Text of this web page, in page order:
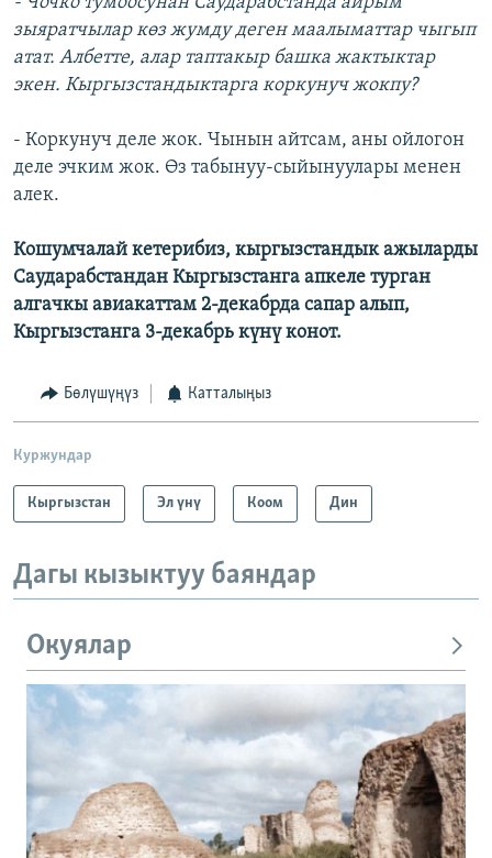
зыяратчылар көз жумду деген маалыматтар чыгып
атат. Албетте, алар таптакыр башка жактыктар
экен. Кыргызстандыктарга коркунуч жокпу?
- Коркунуч деле жок. Чынын айтсам, аны ойлогон
деле эчким жок. Өз табынуу-сыйынуулары менен
алек.
Кошумчалай кетерибиз, кыргызстандык ажыларды
Саударабстандан Кыргызстанга апкеле турган
алгачкы авиакаттам 2-декабрда сапар алып,
Кыргызстанга 3-декабрь күнү конот.
Бөлүшүңүз Катталыңыз
Куржундар
Кыргызстан Эл үнү Коом Дин
Дагы кызыктуу баяндар
Окуялар